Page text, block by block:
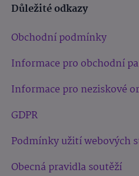
Důležité odkazy
Obchodní podmínky
Informace pro obchodní
Informace pro neziskové
GDPR
Podmínky užití webových
Obecná pravidla soutěží